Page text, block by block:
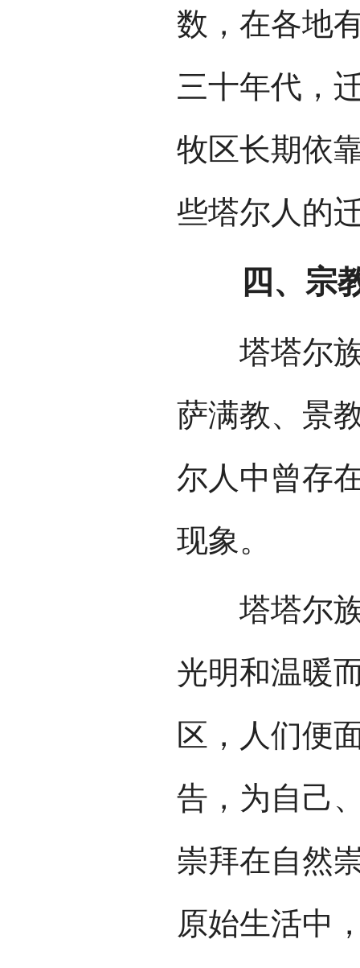
数，在各地
三十年代，
牧区长期依
些塔尔人的
四、宗
塔塔尔族
萨满教、景
尔人中曾存
现象。
塔塔尔族
光明和温暖
区，人们便
告，为自己
崇拜在自然
原始生活中